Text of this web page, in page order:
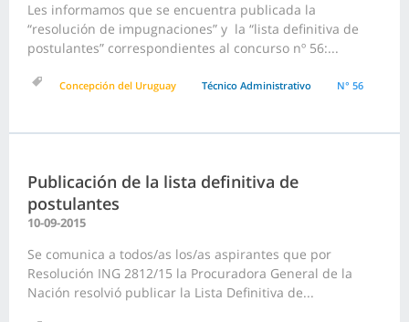
Les informamos que se encuentra publicada la
“resolución de impugnaciones” y la “lista definitiva de
postulantes” correspondientes al concurso nº 56:...
Concepción del Uruguay Técnico Administrativo N° 56
Publicación de la lista definitiva de
postulantes
10-09-2015
Se comunica a todos/as los/as aspirantes que por
Resolución ING 2812/15 la Procuradora General de la
Nación resolvió publicar la Lista Definitiva de...